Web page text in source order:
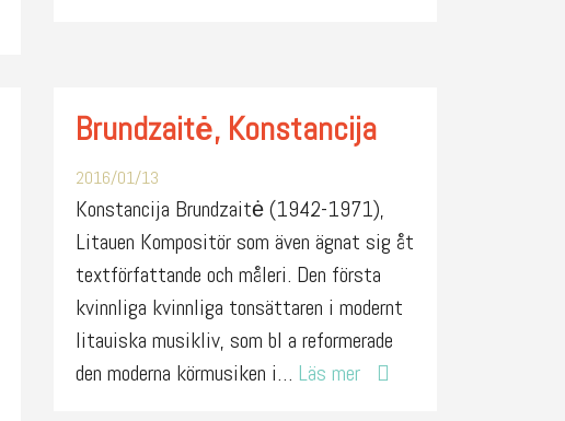
Brundzaitė, Konstancija
2016/01/13
Konstancija Brundzaitė (1942-1971),
Litauen Kompositör som även ägnat sig åt
textförfattande och måleri. Den första
kvinnliga kvinnliga tonsättaren i modernt
litauiska musikliv, som bl a reformerade
den moderna körmusiken i… Läs mer